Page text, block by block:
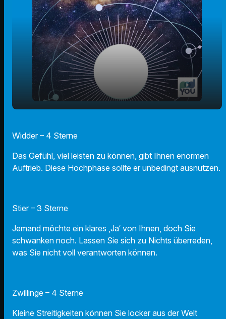
play_arrow
Widder – 4 Sterne
Das Gefühl, viel leisten zu können, gibt Ihnen enormen
Auftrieb. Diese Hochphase sollte er unbedingt ausnutzen.
Stier – 3 Sterne
Jemand möchte ein klares ‚Ja‘ von Ihnen, doch Sie
schwanken noch. Lassen Sie sich zu Nichts überreden,
was Sie nicht voll verantworten können.
Zwillinge – 4 Sterne
Kleine Streitigkeiten können Sie locker aus der Welt